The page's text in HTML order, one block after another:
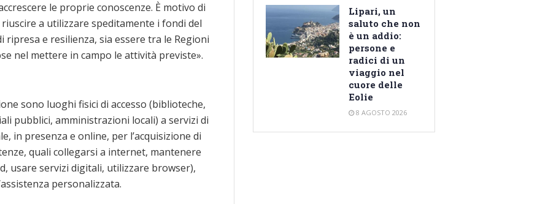
le proprie conoscenze. È motivo di
a utilizzare speditamente i fondi del
ripresa e resilienza, sia essere tra le Regioni
nel mettere in campo le attività previste».
sono luoghi fisici di accesso (biblioteche,
pubblici, amministrazioni locali) a servizi di
in presenza e online, per l’acquisizione di
quali collegarsi a internet, mantenere
usare servizi digitali, utilizzare browser),
personalizzata.
Lipari, un
saluto che non
è un addio:
persone e
radici di un
viaggio nel
cuore delle
Eolie
8 AGOSTO 2026